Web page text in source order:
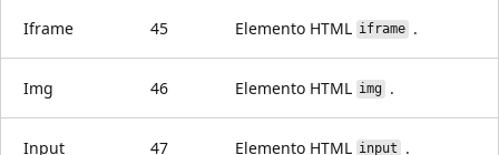
Iframe 45 Elemento HTML iframe .
Img 46 Elemento HTML img.
Input 47 Elemento HTML input .